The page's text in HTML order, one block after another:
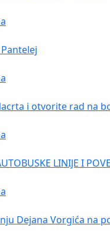
i otvorite rad na
LINIJE I
Dejana Vorgića na